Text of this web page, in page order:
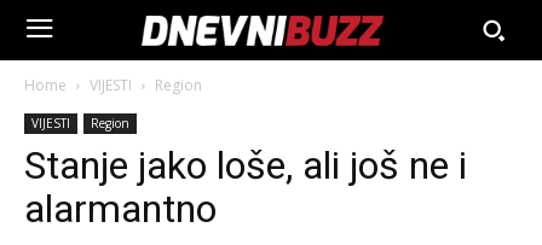
Home VIJESTI Region
VIJESTI Region
Stanje jako loše, ali još ne i
alarmantno